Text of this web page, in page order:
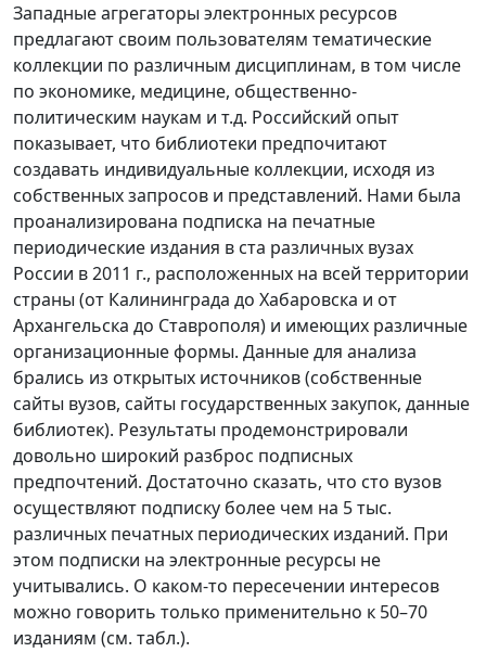
Западные агрегаторы электронных ресурсов
предлагают своим пользователям тематические
коллекции по различным дисциплинам, в том числе
по экономике, медицине, общественно-
политическим наукам и т.д. Российский опыт
показывает, что библиотеки предпочитают
создавать индивидуальные коллекции, исходя из
собственных запросов и представлений. Нами была
проанализирована подписка на печатные
периодические издания в ста различных вузах
России в 2011 г., расположенных на всей территории
страны (от Калининграда до Хабаровска и от
Архангельска до Ставрополя) и имеющих различные
организационные формы. Данные для анализа
брались из открытых источников (собственные
сайты вузов, сайты государственных закупок, данные
библиотек). Результаты продемонстрировали
довольно широкий разброс подписных
предпочтений. Достаточно сказать, что сто вузов
осуществляют подписку более чем на 5 тыс.
различных печатных периодических изданий. При
этом подписки на электронные ресурсы не
учитывались. О каком-то пересечении интересов
можно говорить только применительно к 50–70
изданиям (см. табл.).